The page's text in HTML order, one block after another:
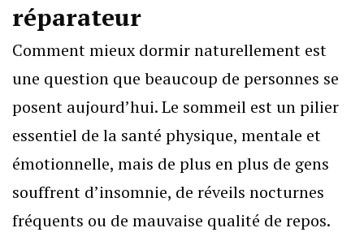
réparateur
Comment mieux dormir naturellement est
une question que beaucoup de personnes se
posent aujourd’hui. Le sommeil est un pilier
essentiel de la santé physique, mentale et
émotionnelle, mais de plus en plus de gens
souffrent d’insomnie, de réveils nocturnes
fréquents ou de mauvaise qualité de repos.